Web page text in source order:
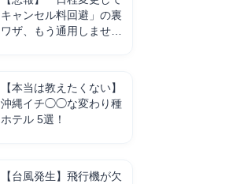
キャンセル料回避」の裏
ワザ、もう通用しませ
【本当は教えたくない】
沖縄イチ◯◯な変わり種
ホテル 5選！
【台風発生】飛行機が欠